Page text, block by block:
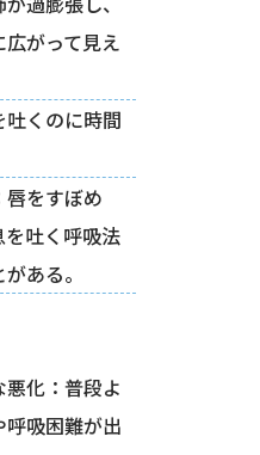
がって見え
くのに時間
唇をすぼめ
吐く呼吸法
ある。
化：普段よ
呼吸困難が出